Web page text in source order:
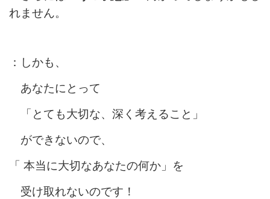
れません。
：しかも、
あなたにとって
「とても大切な、深く考えること」
ができないので、
「 本当に大切なあなたの何か」 を
受け取れないのです！